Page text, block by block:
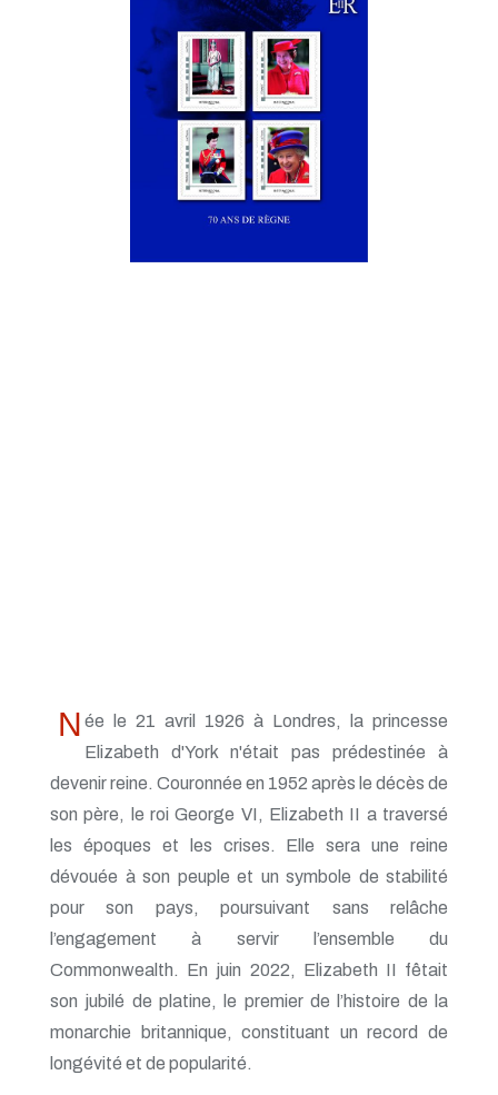
N ée le 21 avril 1926 à Londres, la princesse
Elizabeth d'York n'était pas prédestinée à
devenir reine. Couronnée en 1952 après le décès de
son père, le roi George VI, Elizabeth II a traversé
les époques et les crises. Elle sera une reine
dévouée à son peuple et un symbole de stabilité
pour son pays, poursuivant sans relâche
l’engagement à servir l’ensemble du
Commonwealth. En juin 2022, Elizabeth II fêtait
son jubilé de platine, le premier de l’histoire de la
monarchie britannique, constituant un record de
longévité et de popularité.